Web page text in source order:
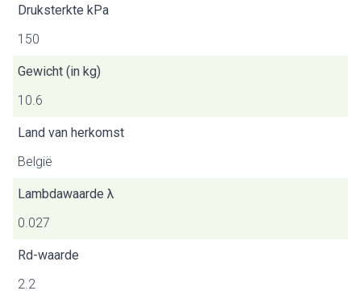
Druksterkte kPa
150
Gewicht (in kg)
10.6
Land van herkomst
België
Lambdawaarde λ
0.027
Rd-waarde
2.2